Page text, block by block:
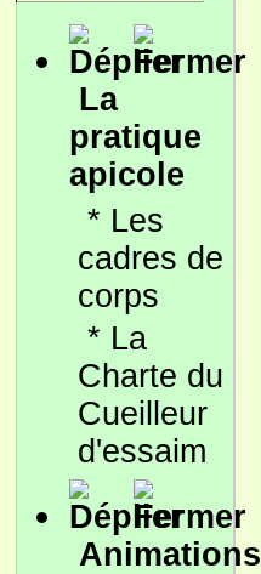
La
pratique
apicole
* Les
cadres de
corps
* La
Charte du
Cueilleur
d'essaim
Animations